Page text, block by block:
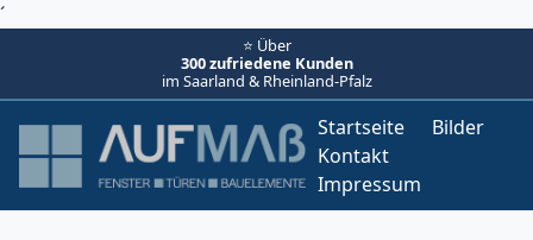
´
⭐ Über
300 zufriedene Kunden
im Saarland & Rheinland-Pfalz
Startseite
Bilder
Kontakt
Impressum